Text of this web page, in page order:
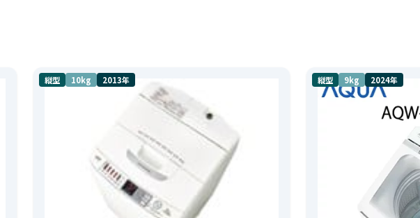
縦型 10kg 2013年 縦型 9kg 2024年